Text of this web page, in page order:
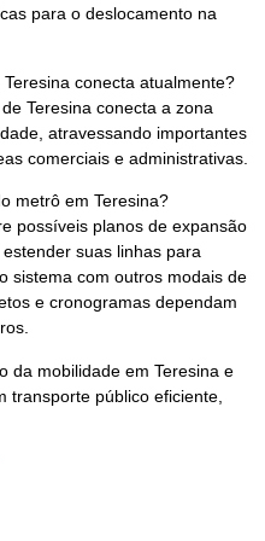
para o deslocamento na
conecta atualmente?
Teresina conecta a zona
atravessando importantes
comerciais e administrativas.
metrô em Teresina?
possíveis planos de expansão
suas linhas para
sistema com outros modais de
e cronogramas dependam
da mobilidade em Teresina e
transporte público eficiente,